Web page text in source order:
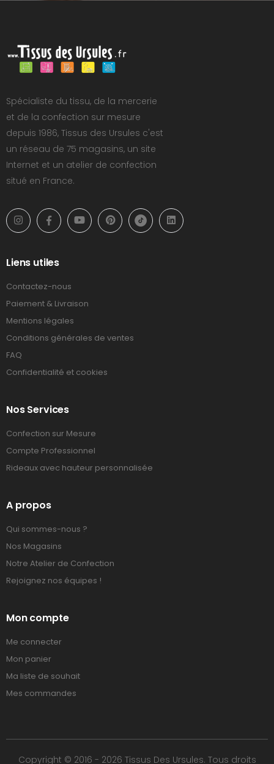
Spécialiste du tissu, de la mercerie
et de la confection sur mesure
depuis 1986, Tissus des Ursules c'est
un réseau de 75 magasins, un site
Internet et un atelier de confection
situé en France.
Liens utiles
Contactez-nous
Paiement & Livraison
Mentions légales
Conditions générales de ventes
FAQ
Confidentialité et cookies
Nos Services
Confection sur Mesure
Compte Professionnel
Rideaux avec hauteur personnalisée
A propos
Qui sommes-nous ?
Nos Magasins
Notre Atelier de Confection
Rejoignez nos équipes !
Mon compte
Me connecter
Mon panier
Ma liste de souhait
Mes commandes
Copyright © 2016 - 2026 Tissus Des Ursules. Tous droits